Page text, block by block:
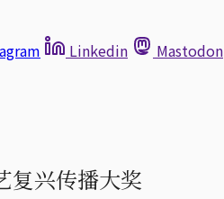
Linkedin Mastodon
复兴传播大奖